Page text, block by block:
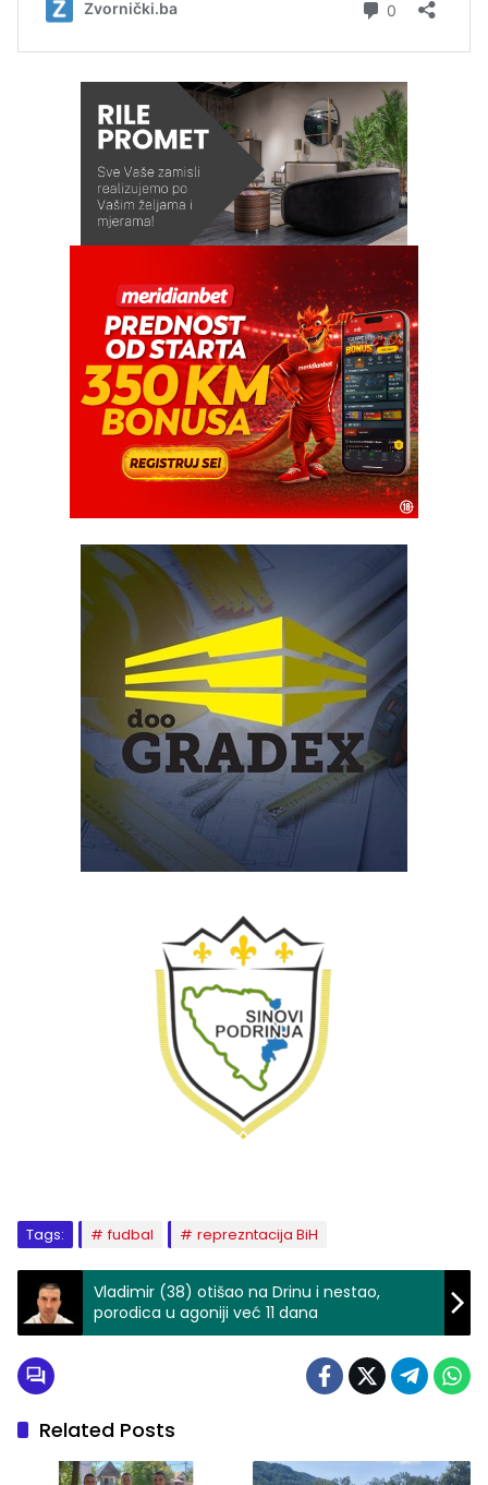
Tags: fudbal reprezntacija BiH
Vladimir (38) otišao na Drinu i nestao,
porodica u agoniji već 11 dana
Related Posts